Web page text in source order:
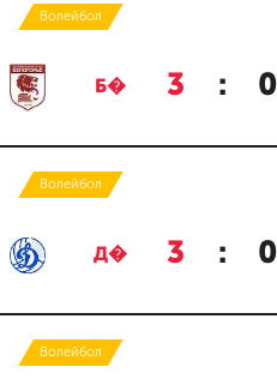
Волейбол
Б� 3 : 0
Волейбол
Д� 3 : 0
Волейбол